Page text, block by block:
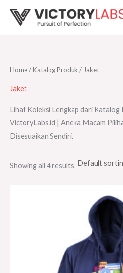
Home/Katalog Produk / Jaket
Jaket
Lihat Koleksi Lengkap dari Katalog
VictoryLabs.id | Aneka Macam
Disesuaikan Sendiri.
Showing all 4 results